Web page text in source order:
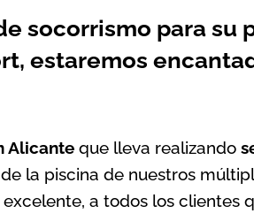
socorrismo para su
estaremos
Alicanteque lleva realizando
la piscina de nuestros
a todos los clientes